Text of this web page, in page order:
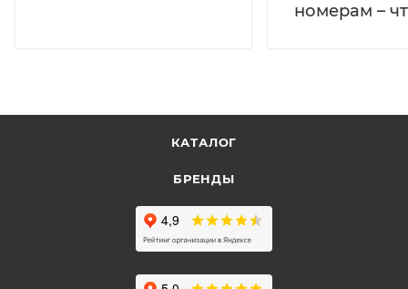
номерам –
КАТАЛОГ
БРЕНДЫ